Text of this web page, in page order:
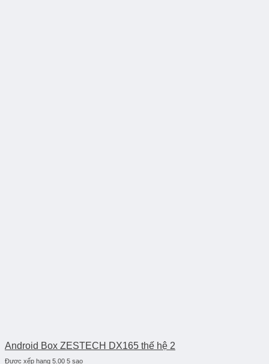
Android Box ZESTECH DX165 thế hệ 2
Được xếp hạng 5.00 5 sao